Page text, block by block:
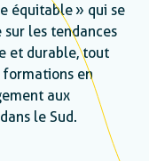
équitable » qui se
sur les tendances
et durable, tout
en
aux
le Sud.